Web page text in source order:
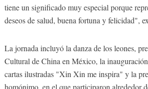
tiene un significado muy especial porque
deseos de salud, buena fortuna y felicidad",
La jornada incluyó la danza de los leones,
Cultural de China en México, la
cartas ilustradas "Xin Xin me inspira" y la
homónimo, en el que participaron alrededor